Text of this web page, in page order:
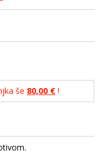
še 80,00 € !